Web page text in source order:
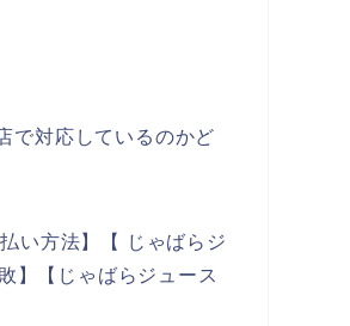
で対応しているのかど
い方法】【 じゃばらジ
】【じゃばらジュース